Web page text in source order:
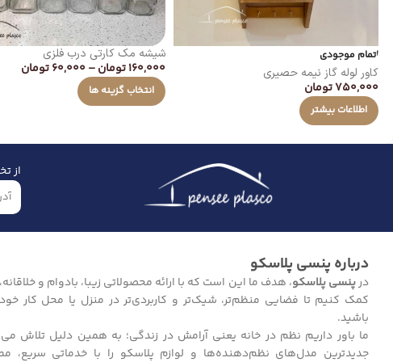
اتمام موجودی
کاور لوله گاز نیمه حصیری
750,000تومان
اطلاعات بیشتر
شیشه مک کارتی درب فلزی
160,000تومان–
60,000تومان
انتخاب گزینه ها
از
درباره پنسی پلاسکو
درپنسی پلاسکو، هدف ما این است که با ارائه محصولاتی زیبا، بادوام و
کمک کنیم تا فضایی منظم‌تر، شیک‌تر و کاربردی‌تر در منزل یا محل کار
باشید.
ما باور داریم نظم در خانه یعنی آرامش در زندگی؛ به همین دلیل تلاش
جدیدترین مدل‌های نظم‌دهنده‌ها و لوازم پلاسکو را با خدماتی سریع،